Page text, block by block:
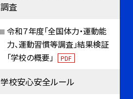
調査
令和７年度「全国体力・運動能
力、運動習慣等調査」結果検証
「学校の概要」
PDF
学校安心安全ルール